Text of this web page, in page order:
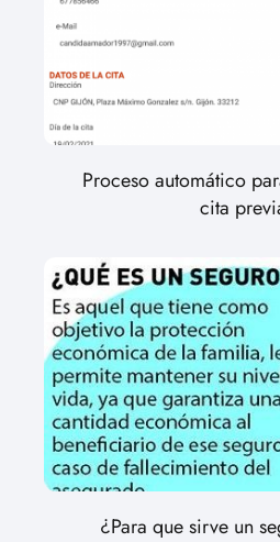
Proceso automático
cita
¿Para que sirve un